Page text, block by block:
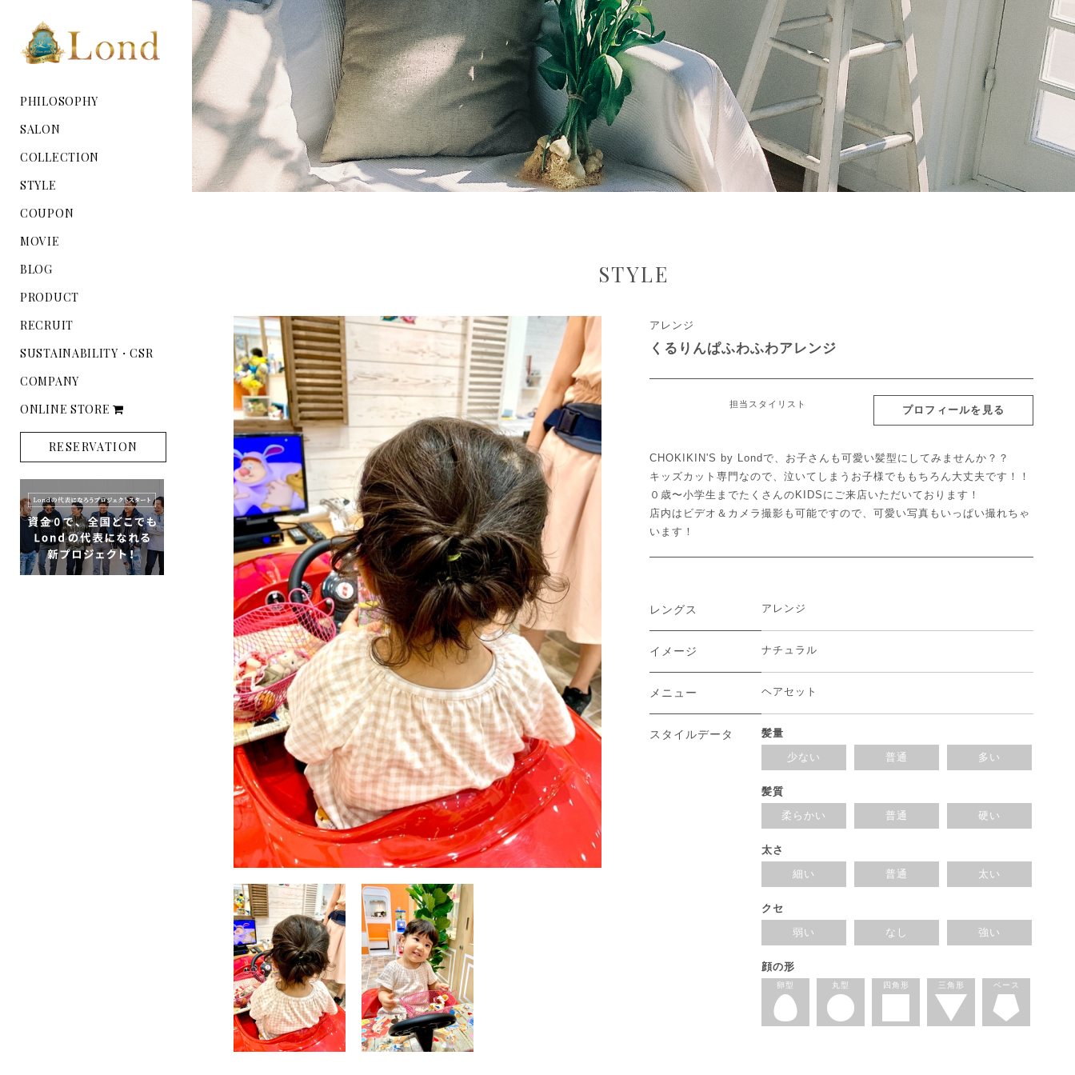
PHILOSOPHY
SALON
COLLECTION
STYLE
COUPON
MOVIE
BLOG
PRODUCT
RECRUIT
SUSTAINABILITY・CSR
COMPANY
ONLINE STORE
RESERVATION
STYLE
アレンジ
くるりんぱふわふわアレンジ
担当スタイリスト
プロフィールを見る
CHOKIKIN'S by Londで、お子さんも可愛い髪型にしてみませんか？？
キッズカット専門なので、泣いてしまうお子様でももちろん大丈夫です！！
０歳〜小学生までたくさんのKIDSにご来店いただいております！
店内はビデオ＆カメラ撮影も可能ですので、可愛い写真もいっぱい撮れちゃ
います！
レングス アレンジ
イメージ ナチュラル
メニュー ヘアセット
スタイルデータ
髪量
少ない
普通 多い
髪質
柔らかい
普通 硬い
太さ
細い
普通 太い
クセ
弱い
なし 強い
顔の形
卵型 丸型 四角形 三角形 ベース